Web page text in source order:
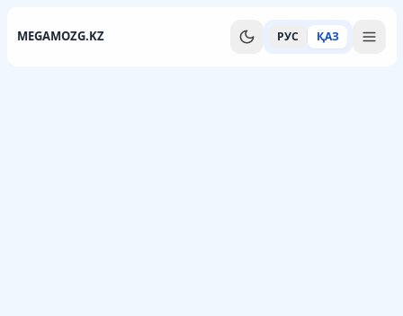
MEGAMOZG.KZ РУС ҚАЗ